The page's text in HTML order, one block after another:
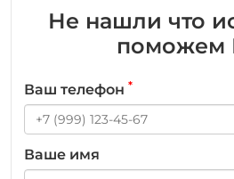
Не нашли что
поможем
Ваш телефон *
Ваше имя